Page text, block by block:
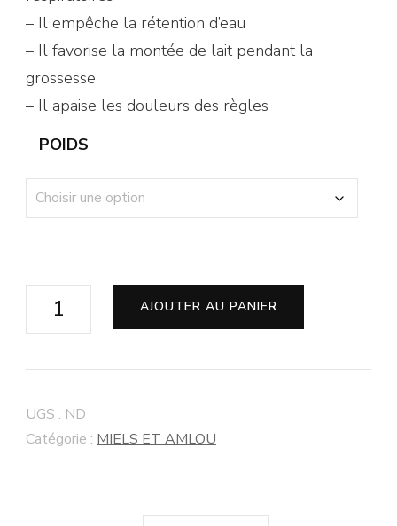
– Il empêche la rétention d’eau
– Il favorise la montée de lait pendant la
grossesse
– Il apaise les douleurs des règles
POIDS
AJOUTER AU PANIER
UGS : ND
Catégorie : MIELS ET AMLOU